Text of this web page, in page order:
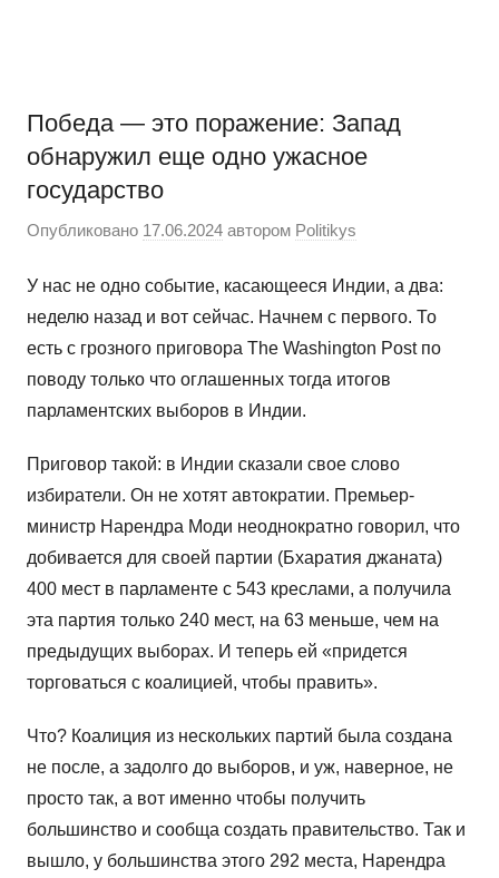
на
Победа — это поражение: Запад
обнаружил еще одно ужасное
государство
Опубликовано 17.06.2024 автором Politikys
У нас не одно событие, касающееся Индии, а два:
неделю назад и вот сейчас. Начнем с первого. То
есть с грозного приговора The Washington Post по
поводу только что оглашенных тогда итогов
парламентских выборов в Индии.
Приговор такой: в Индии сказали свое слово
избиратели. Он не хотят автократии. Премьер-
министр Нарендра Моди неоднократно говорил, что
добивается для своей партии (Бхаратия джаната)
400 мест в парламенте с 543 креслами, а получила
эта партия только 240 мест, на 63 меньше, чем на
предыдущих выборах. И теперь ей «придется
торговаться с коалицией, чтобы править».
Что? Коалиция из нескольких партий была создана
не после, а задолго до выборов, и уж, наверное, не
просто так, а вот именно чтобы получить
большинство и сообща создать правительство. Так и
вышло, у большинства этого 292 места, Нарендра